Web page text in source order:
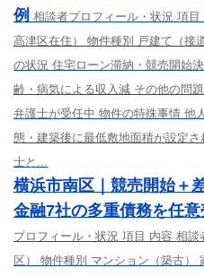
例 相談者プロフィール・状況 項
高津区在住） 物件種別 戸建て（接
の状況 住宅ローン滞納・競売開始
齢・病気による収入減 その他の問
弁護士が受任中 物件の特殊事情 他
態・建築後に最低敷地面積が設定
士と...
横浜市南区｜競売開始＋
金融7社の多重債務を任
プロフィール・状況 項目 内容 相
区） 物件種別 マンション（築古）